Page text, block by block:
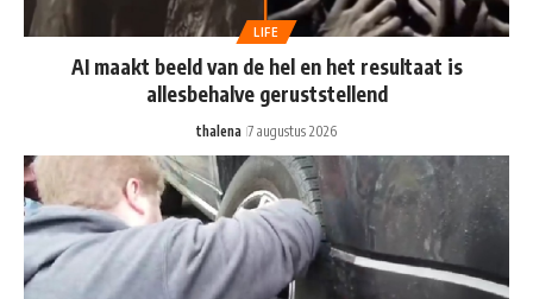
LIFE
AI maakt beeld van de hel en het resultaat is
allesbehalve geruststellend
thalena 7 augustus 2026